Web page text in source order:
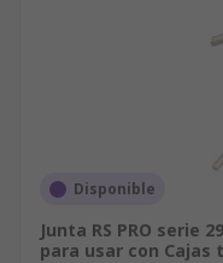
Disponible
Junta RS PRO serie
para usar con Cajas